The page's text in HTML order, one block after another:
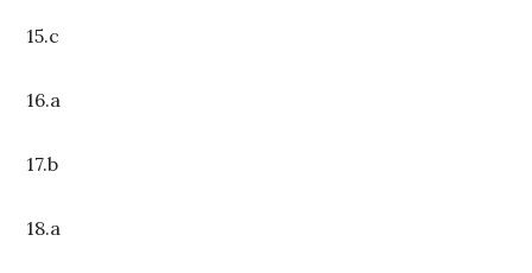
15.c
16.a
17.b
18.a